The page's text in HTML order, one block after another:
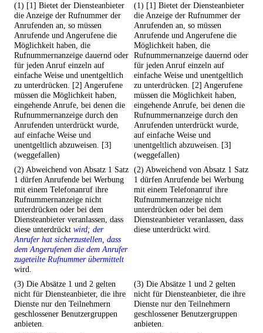
(1) [1] Bietet der Diensteanbieter
die Anzeige der Rufnummer der
Anrufenden an, so müssen
Anrufende und Angerufene die
Möglichkeit haben, die
Rufnummernanzeige dauernd oder
für jeden Anruf einzeln auf
einfache Weise und unentgeltlich
zu unterdrücken. [2] Angerufene
müssen die Möglichkeit haben,
eingehende Anrufe, bei denen die
Rufnummernanzeige durch den
Anrufenden unterdrückt wurde,
auf einfache Weise und
unentgeltlich abzuweisen. [3]
(weggefallen)
(1) [1] Bietet der Diensteanbieter
die Anzeige der Rufnummer der
Anrufenden an, so müssen
Anrufende und Angerufene die
Möglichkeit haben, die
Rufnummernanzeige dauernd oder
für jeden Anruf einzeln auf
einfache Weise und unentgeltlich
zu unterdrücken. [2] Angerufene
müssen die Möglichkeit haben,
eingehende Anrufe, bei denen die
Rufnummernanzeige durch den
Anrufenden unterdrückt wurde,
auf einfache Weise und
unentgeltlich abzuweisen. [3]
(weggefallen)
(2) Abweichend von Absatz 1 Satz
1 dürfen Anrufende bei Werbung
mit einem Telefonanruf ihre
Rufnummernanzeige nicht
unterdrücken oder bei dem
Diensteanbieter veranlassen, dass
diese unterdrückt wird; der
Anrufer hat sicherzustellen, dass
dem Angerufenen die dem Anrufer
zugeteilte Rufnummer übermittelt
wird.
(2) Abweichend von Absatz 1 Satz
1 dürfen Anrufende bei Werbung
mit einem Telefonanruf ihre
Rufnummernanzeige nicht
unterdrücken oder bei dem
Diensteanbieter veranlassen, dass
diese unterdrückt wird.
(3) Die Absätze 1 und 2 gelten
nicht für Diensteanbieter, die ihre
Dienste nur den Teilnehmern
geschlossener Benutzergruppen
anbieten.
(3) Die Absätze 1 und 2 gelten
nicht für Diensteanbieter, die ihre
Dienste nur den Teilnehmern
geschlossener Benutzergruppen
anbieten.